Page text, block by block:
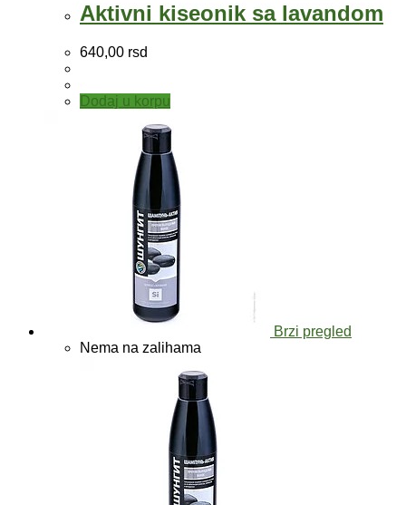
Aktivni kiseonik sa lavandom
640,00 rsd
Dodaj u korpu
Brzi pregled
Nema na zalihama